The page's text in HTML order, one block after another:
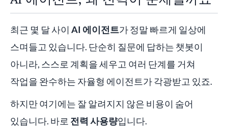
최근 몇 달 사이 AI 에이전트가 정말 빠르게 일상에
스며들고 있습니다. 단순히 질문에 답하는 챗봇이
아니라, 스스로 계획을 세우고 여러 단계를 거쳐
작업을 완수하는 자율형 에이전트가 각광받고 있죠.
하지만 여기에는 잘 알려지지 않은 비용이 숨어
있습니다. 바로 전력 사용량입니다.